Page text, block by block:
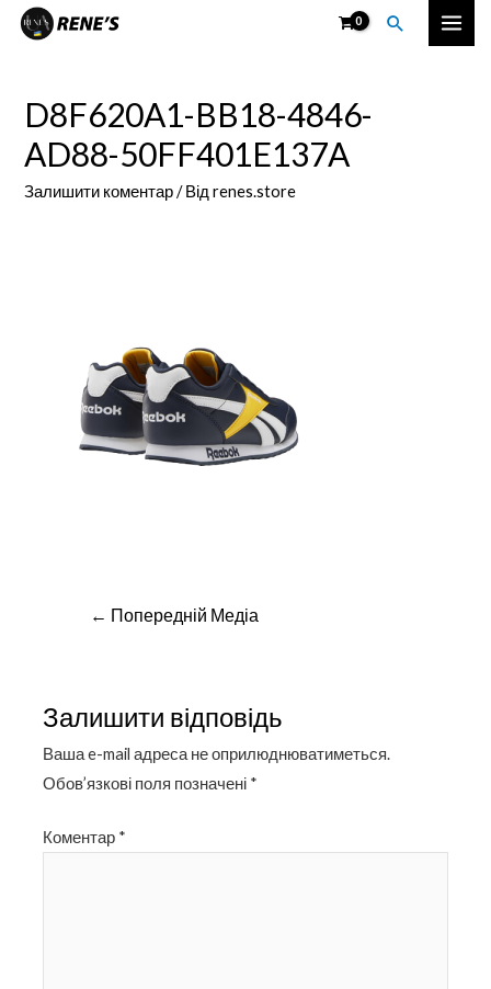
Перейти
Пошук
Main
D8F620A1-BB18-4846-
AD88-50FF401E137A
Залишити коментар / Відrenes.store
Навігація
← Попередній Медіа
Залишити відповідь
Ваша e-mail адреса не оприлюднюватиметься.
Обов’язкові поля позначені *
Коментар *